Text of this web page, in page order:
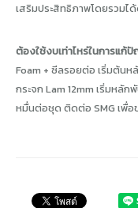
เสริมประสิทธิภาพโดยรวมไ
ต้องใช้งบเท่าไหร่ในการแก้
Foam + ซีลรอยต่อ เริ่มต้น
กระจก Lam 12mm เริ่มหลั
หมื่นต่อชุด ติดต่อ SMG เพื่อ